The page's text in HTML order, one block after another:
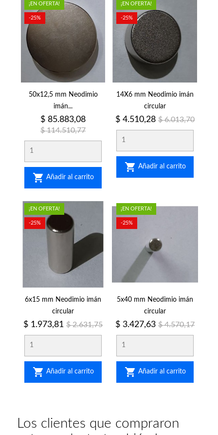
50x12,5 mm Neodimio
imán...
Precio
$ 85.883,08Precio
regular
$ 114.510,77
 Añadir al carrito
¡EN OFERTA!
-25%
14X6 mm Neodimio imán
circular
Precio
$ 4.510,28 Precio
regular
$ 6.013,70
 Añadir al carrito
¡EN OFERTA!
-25%
6x15 mm Neodimio imán
circular
Precio
$ 1.973,81 Precio
regular
$ 2.631,75
 Añadir al carrito
¡EN OFERTA!
-25%
5x40 mm Neodimio imán
circular
Precio
$ 3.427,63 Precio
regular
$ 4.570,17
 Añadir al carrito
¡EN OFERTA!
-25%
Los clientes que compraron